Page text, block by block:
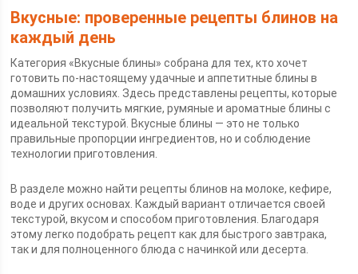
Вкусные: проверенные рецепты блинов на
каждый день
Категория «Вкусные блины» собрана для тех, кто хочет
готовить по-настоящему удачные и аппетитные блины в
домашних условиях. Здесь представлены рецепты, которые
позволяют получить мягкие, румяные и ароматные блины с
идеальной текстурой. Вкусные блины — это не только
правильные пропорции ингредиентов, но и соблюдение
технологии приготовления.
В разделе можно найти рецепты блинов на молоке, кефире,
воде и других основах. Каждый вариант отличается своей
текстурой, вкусом и способом приготовления. Благодаря
этому легко подобрать рецепт как для быстрого завтрака,
так и для полноценного блюда с начинкой или десерта.